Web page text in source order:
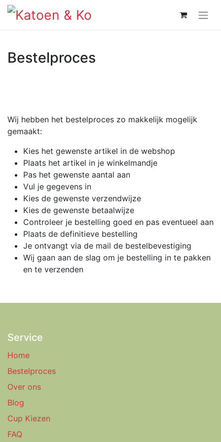
Bestelproces
Wij hebben het bestelproces zo makkelijk mogelijk
gemaakt:
Kies het gewenste artikel in de webshop
Plaats het artikel in je winkelmandje
Pas het gewenste aantal aan
Vul je gegevens in
Kies de gewenste verzendwijze
Kies de gewenste betaalwijze
Controleer je bestelling goed en pas eventueel aan
Plaats de definitieve bestelling
Je ontvangt via de mail de bestelbevestiging
Wij gaan aan de slag om je bestelling in te pakken
en te verzenden
Service
Home
Bestelproces
Over ons
Blog
Cup Kiezen
FAQ